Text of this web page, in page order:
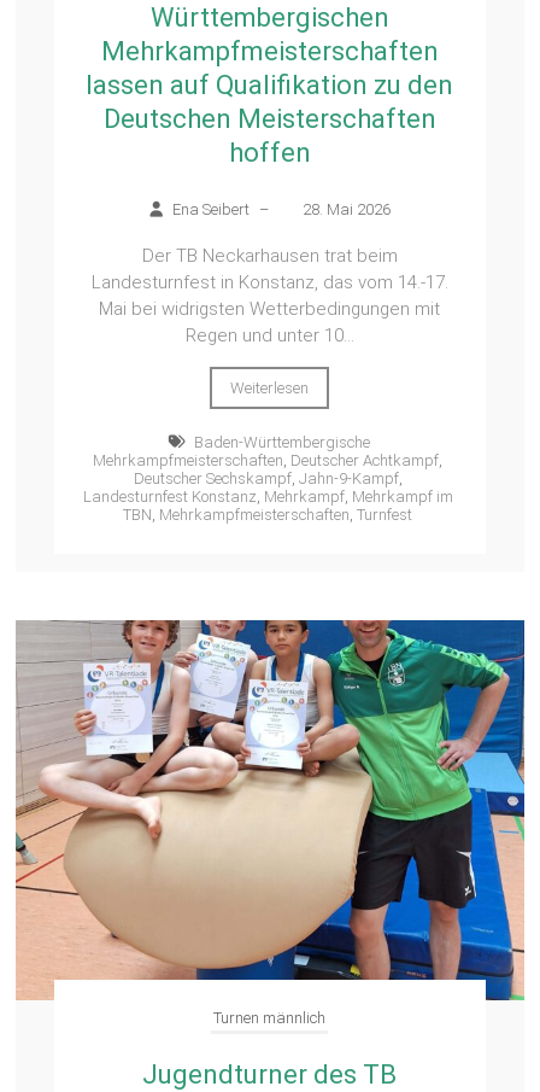
Württembergischen
Mehrkampfmeisterschaften
lassen auf Qualifikation zu den
Deutschen Meisterschaften
hoffen
Ena Seibert – 28. Mai 2026
Der TB Neckarhausen trat beim
Landesturnfest in Konstanz, das vom 14.-17.
Mai bei widrigsten Wetterbedingungen mit
Regen und unter 10...
Weiterlesen
Baden-Württembergische
Mehrkampfmeisterschaften Deutscher Achtkampf
Deutscher Sechskampf, Jahn-9-Kampf,
Landesturnfest Konstanz Mehrkampf, Mehrkampf im
TBN Mehrkampfmeisterschaften ,Turnfest
Turnen männlich
Jugendturner des TB